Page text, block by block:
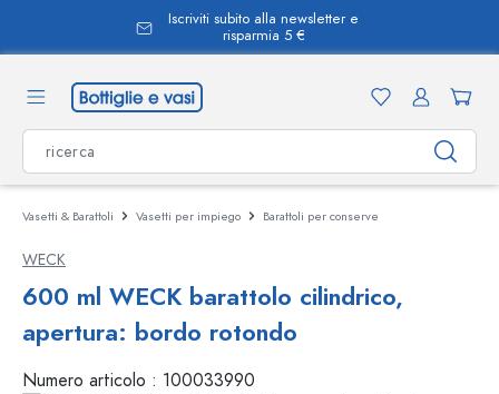
Iscriviti subito alla newsletter e
risparmia 5 €
Vasetti & Barattoli Vasetti per impiego Barattoli per conserve
WECK
600 ml WECK barattolo cilindrico,
apertura: bordo rotondo
Numero articolo : 100033990